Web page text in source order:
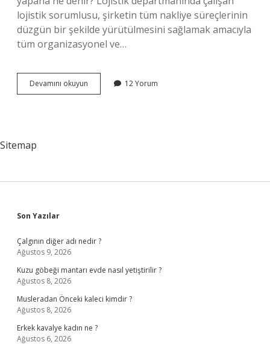
lojistik sorumlusu, şirketin tüm nakliye süreçlerinin
düzgün bir şekilde yürütülmesini sağlamak amacıyla
tüm organizasyonel ve…
Devamını okuyun Tehlikeli
Ve
12 Yorum
Sitemap
Sidebar
Son Yazılar
Çalgının diğer adı nedir ?
Ağustos 9, 2026
Kuzu göbeği mantarı evde nasıl yetiştirilir ?
Ağustos 8, 2026
Musleradan Önceki kaleci kimdir ?
Ağustos 8, 2026
Erkek kavalye kadın ne ?
Ağustos 6, 2026